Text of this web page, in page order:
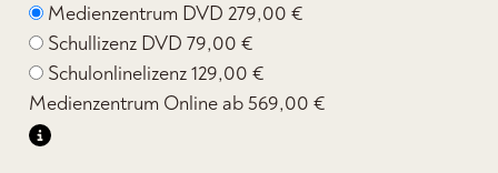
Medienzentrum DVD 279,00 €
Schullizenz DVD 79,00 €
Schulonlinelizenz129,00 €
Medienzentrum Online ab569,00 €